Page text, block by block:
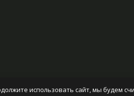
использовать сайт, мы будем